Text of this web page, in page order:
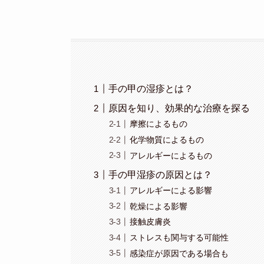
手の甲の湿疹とは？
原因を知り、効果的な治療を探る
摩擦によるもの
化学物質によるもの
アレルギーによるもの
手の甲湿疹の原因とは？
アレルギーによる影響
乾燥による影響
接触皮膚炎
ストレスも関与する可能性
感染症が原因である場合も